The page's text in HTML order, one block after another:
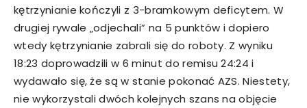
kętrzynianie kończyli z 3-bramkowym deficytem. W
drugiej rywale „odjechali” na 5 punktów i dopiero
wtedy kętrzynianie zabrali się do roboty. Z wyniku
18:23 doprowadzili w 6 minut do remisu 24:24 i
wydawało się, że są w stanie pokonać AZS. Niestety,
nie wykorzystali dwóch kolejnych szans na objęcie